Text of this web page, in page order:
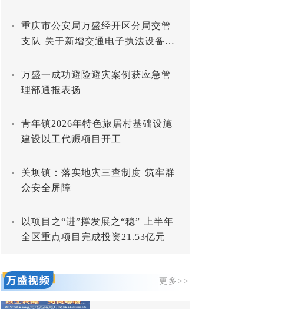
重庆市公安局万盛经开区分局交管
支队 关于新增交通电子执法设备的
公示
万盛一成功避险避灾案例获应急管
理部通报表扬
青年镇2026年特色旅居村基础设施
建设以工代赈项目开工
关坝镇：落实地灾三查制度 筑牢群
众安全屏障
以项目之“进”撑发展之“稳” 上半年
全区重点项目完成投资21.53亿元
更多>>